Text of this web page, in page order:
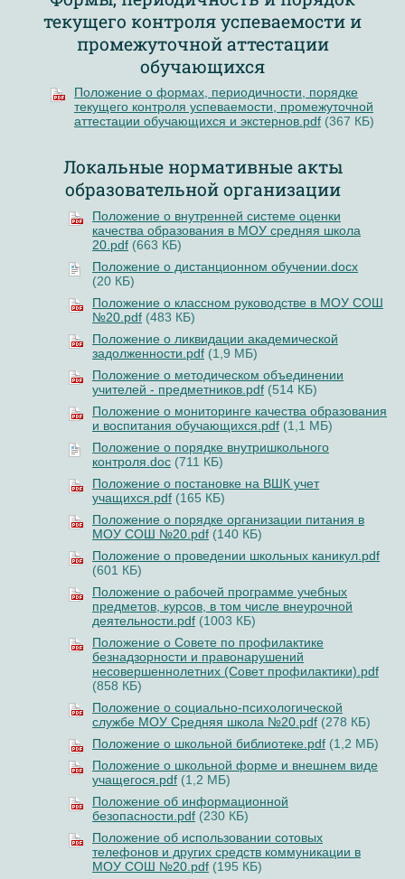
текущего контроля успеваемости и
промежуточной аттестации
обучающихся
Положение о формах, периодичности, порядке
текущего контроля успеваемости, промежуточной
аттестации обучающихся и экстернов.pdf (367 КБ)
Локальные нормативные акты
образовательной организации
Положение о внутренней системе оценки
качества образования в МОУ средняя школа
20.pdf (663 КБ)
Положение о дистанционном обучении.docx
(20 КБ)
Положение о классном руководстве в МОУ СОШ
№20.pdf (483 КБ)
Положение о ликвидации академической
задолженности.pdf (1,9 МБ)
Положение о методическом объединении
учителей - предметников.pdf (514 КБ)
Положение о мониторинге качества образования
и воспитания обучающихся.pdf (1,1 МБ)
Положение о порядке внутришкольного
контроля.doc (711 КБ)
Положение о постановке на ВШК учет
учащихся.pdf (165 КБ)
Положение о порядке организации питания в
МОУ СОШ №20.pdf (140 КБ)
Положение о проведении школьных каникул.pdf
(601 КБ)
Положение о рабочей программе учебных
предметов, курсов, в том числе внеурочной
деятельности.pdf (1003 КБ)
Положение о Совете по профилактике
безнадзорности и правонарушений
несовершеннолетних (Совет профилактики).pdf
(858 КБ)
Положение о социально-психологической
службе МОУ Средняя школа №20.pdf (278 КБ)
Положение о школьной библиотеке.pdf (1,2 МБ)
Положение о школьной форме и внешнем виде
учащегося.pdf (1,2 МБ)
Положение об информационной
безопасности.pdf (230 КБ)
Положение об использовании сотовых
телефонов и других средств коммуникации в
МОУ СОШ №20.pdf (195 КБ)